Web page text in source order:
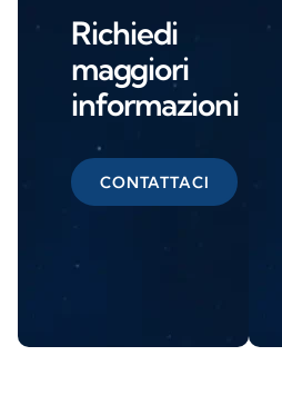
Richiedi
maggiori
informazioni
CONTATTACI